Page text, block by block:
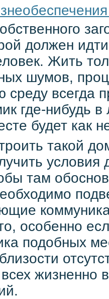
должен
Жить
шумов,
всегда
где-нибудь
будет как
такой
там
особенно
подобных
жизненно